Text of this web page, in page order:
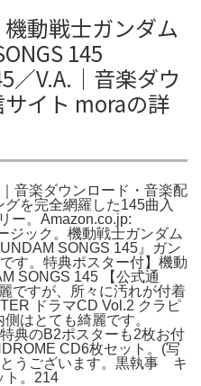
機動戦士ガンダム
145
／V.A.｜音楽ダウ
イト moraの詳
音楽ダウンロード・音楽配
を完全網羅した145曲入
ー。Amazon.co.jp:
ジック。機動戦士ガンダム
SONGS 145』ガン
す。特典ポスター付】機動
SONGS 145 【公式通
ですが、所々に汚れが付着
ドラマCD Vol.2 クラピ
はとても綺麗です。
典のB2ポスターも2枚お付
CD6枚セット。(写
うございます。黒執事 キ
。214